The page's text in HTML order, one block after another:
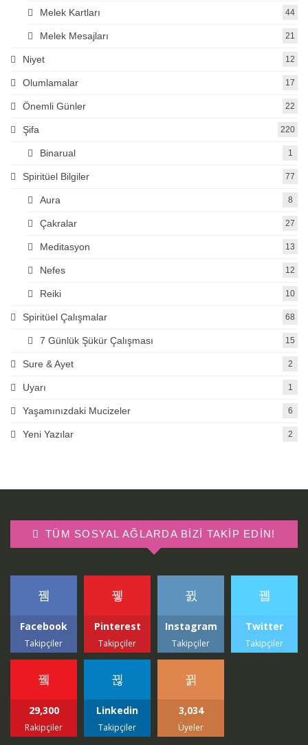
Melek Kartları 44
Melek Mesajları 21
Niyet 12
Olumlamalar 17
Önemli Günler 22
Şifa 220
Binarual 1
Spiritüel Bilgiler 77
Aura 8
Çakralar 27
Meditasyon 13
Nefes 12
Reiki 10
Spiritüel Çalışmalar 68
7 Günlük Şükür Çalışması 15
Sure & Ayet 2
Uyarı 1
Yaşamınızdaki Mucizeler 6
Yeni Yazılar 2
TÜM SOSYAL AĞLARDA BIZI TAKIP EDIN!
Facebook
Takipçiler
Pinterest
Takipçiler
Instagram
Takipçiler
Twitter
Takipçiler
29,300
Rakipçiler
Linkedin
Takipçiler
3,034
Üyeler